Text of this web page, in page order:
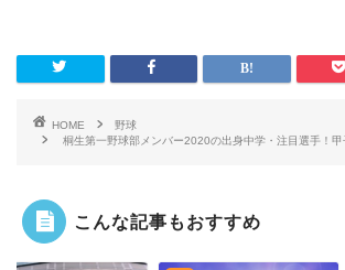
HOME
野球
桐生第一野球部メンバー2020の出身中学・注目選手！甲
こんな記事もおすすめ